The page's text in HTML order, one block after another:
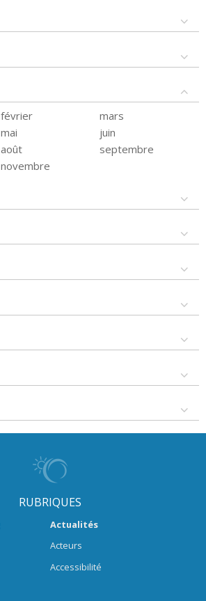
février
mars
mai
juin
août
septembre
novembre
RUBRIQUES
Actualités
Acteurs
Accessibilité